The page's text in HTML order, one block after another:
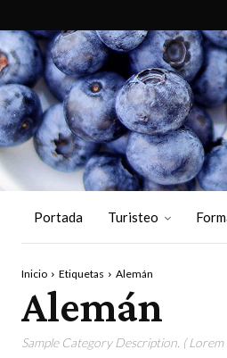
Portada Turisteo
Inicio Etiquetas Alemán
Alemán
Sample Category Description. (